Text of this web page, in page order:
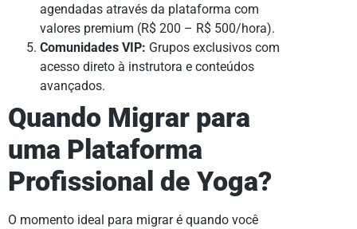
agendadas através da plataforma com
valores premium (R$ 200 – R$ 500/hora).
Comunidades VIP: Grupos exclusivos com
acesso direto à instrutora e conteúdos
avançados.
Quando Migrar para
uma Plataforma
Profissional de Yoga?
O momento ideal para migrar é quando você